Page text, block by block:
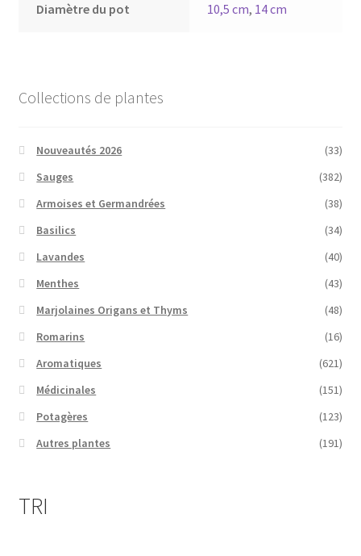
Diamètre du pot 10,5 cm, 14 cm
Collections de plantes
Nouveautés 2026
(33)
Sauges
(382)
Armoises et Germandrées
(38)
Basilics
(34)
Lavandes
(40)
Menthes
(43)
Marjolaines Origans et Thyms
(48)
Romarins
(16)
Aromatiques
(621)
Médicinales
(151)
Potagères
(123)
Autres plantes
(191)
TRI